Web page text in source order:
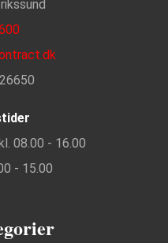
08.00 - 16.00
- 15.00